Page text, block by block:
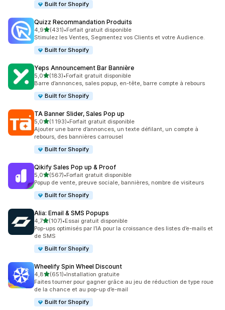
Built for Shopify
Quizz Recommandation Produits
4,9étoile(s) sur 5
(431)
431 avis au total
•Forfait gratuit disponible
Stimulez les Ventes, Segmentez vos Clients et votre Audience.
Built for Shopify
Yeps Announcement Bar Bannière
5,0étoile(s) sur 5
(183)
183 avis au total
•Forfait gratuit disponible
Barre d’annonces, sales popup, en-tête, barre compte à rebours
Built for Shopify
TA Banner Slider, Sales Pop up
5,0étoile(s) sur 5
(1 193)
1193 avis au total
•Forfait gratuit disponible
Ajouter une barre d’annonces, un texte défilant, un compte à
rebours, des bannières carrousel
Built for Shopify
Qikify Sales Pop up & Proof
5,0étoile(s) sur 5
(567)
567 avis au total
•Forfait gratuit disponible
Popup de vente, preuve sociale, bannières, nombre de visiteurs
Built for Shopify
Alia: Email & SMS Popups
4,7étoile(s) sur 5
(107)
107 avis au total
•Essai gratuit disponible
Pop-ups optimisés par l’IA pour la croissance des listes d’e-mails et
de SMS
Built for Shopify
Wheelify Spin Wheel Discount
4,8étoile(s) sur 5
(651)
651 avis au total
•Installation gratuite
Faites tourner pour gagner grâce au jeu de réduction de type roue
de la chance et au pop-up d’e-mail
Built for Shopify